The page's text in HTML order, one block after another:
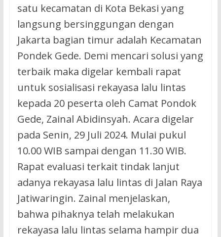
satu kecamatan di Kota Bekasi yang
langsung bersinggungan dengan
Jakarta bagian timur adalah Kecamatan
Pondek Gede. Demi mencari solusi yang
terbaik maka digelar kembali rapat
untuk sosialisasi rekayasa lalu lintas
kepada 20 peserta oleh Camat Pondok
Gede, Zainal Abidinsyah. Acara digelar
pada Senin, 29 Juli 2024. Mulai pukul
10.00 WIB sampai dengan 11.30 WIB.
Rapat evaluasi terkait tindak lanjut
adanya rekayasa lalu lintas di Jalan Raya
Jatiwaringin. Zainal menjelaskan,
bahwa pihaknya telah melakukan
rekayasa lalu lintas selama hampir dua